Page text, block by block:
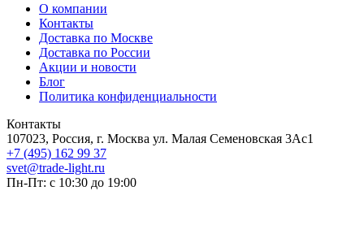
О компании
Контакты
Доставка по Москве
Доставка по России
Акции и новости
Блог
Политика конфиденциальности
Контакты
107023, Россия, г. Москва ул. Малая Семеновская 3Ас1
+7 (495) 162 99 37
svet@trade-light.ru
Пн-Пт: с 10:30 до 19:00